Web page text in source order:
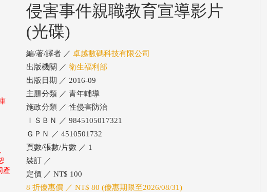
產
侵害事件親職教育宣導影片
(光碟)
編/著/譯者 ／ 卓越數碼科技有限公司
出版機關 ／ 衛生福利部
出版日期 ／ 2016-09
主題分類 ／ 青年輔導
施政分類 ／ 性侵害防治
ＩＳＢＮ ／ 9845105017321
ＧＰＮ ／ 4510501732
頁數/張數/片數 ／ 1
裝訂 ／
定價 ／ NT$ 100
8 折優惠價 ／ NT$ 80 (優惠期限至2026/08/31)